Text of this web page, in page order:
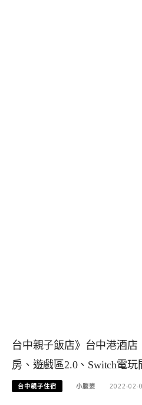
台中親子飯店》台中港酒店
房、遊戲區2.0、Switch電玩
台中親子住宿 小腹婆 2022-02-